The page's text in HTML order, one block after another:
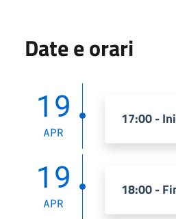
Date e orari
19
APR
17:00 -
19
APR
18:00 -